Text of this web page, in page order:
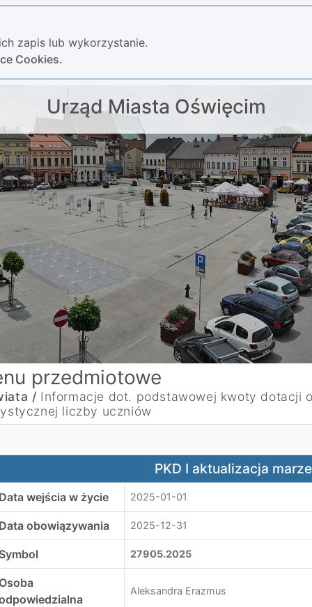
zapis lub wykorzystanie.
Cookies.
Urząd Miasta Oświęcim
przedmiotowe
/ Informacje dot. podstawowej kwoty dotacji
liczby uczniów
I aktualizacja marzec 2025PKD I aktualizacja
wejścia w życie 2025-01-01
obowiązywania 2025-12-31
27905.2025
Aleksandra Erazmus